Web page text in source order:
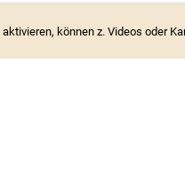
können z. Videos oder